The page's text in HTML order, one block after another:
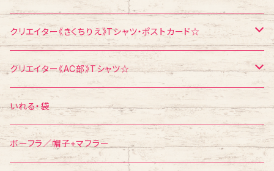
浅見千代子
エスパー伊東
ポストカード
Tシャツ
ポストカード
ポスター
クリエイター《きくちりえ》Tシャツ・ポストカード☆
Tシャツ
ポストカード
クリエイター《AC部》Tシャツ☆
Tシャツ
いれる・袋
ボーフラ／帽子+マフラー